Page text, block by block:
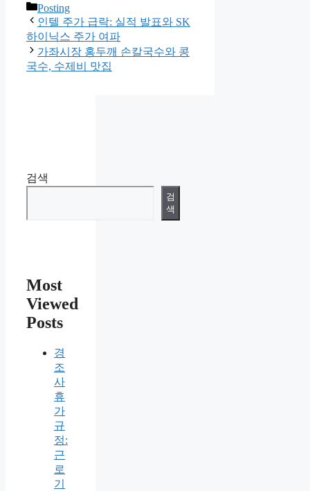
카
테
고
리
Posting
인텔 주가 급락: 실적 발표와 SK
하이닉스 주가 여파
가좌시장 홍두깨 손칼국수와 콩
국수, 수제비 맛집
검색
검
색
Most
Viewed
Posts
경
조
사
휴
가
규
정:
근
로
기